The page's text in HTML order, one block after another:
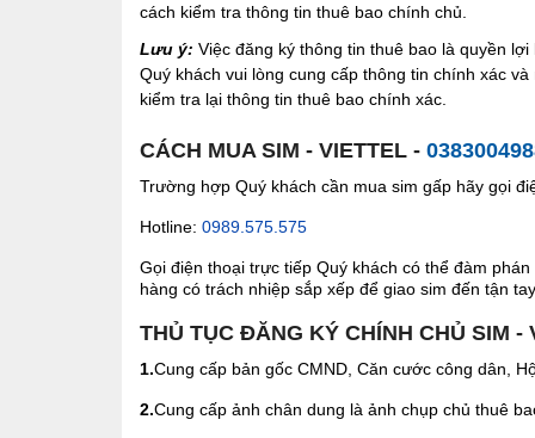
cách kiểm tra thông tin thuê bao chính chủ.
Lưu ý: Việc đăng ký thông tin thuê bao là quyền
Quý khách vui lòng cung cấp thông tin chính xác
kiểm tra lại thông tin thuê bao chính xác.
CÁCH MUA SIM - VIETTEL -
Trường hợp Quý khách cần mua sim gấp hãy gọi
Hotline: 0989.575.575
Gọi điện thoại trực tiếp Quý khách có thể đàm
hàng có trách nhiệp sắp xếp để giao sim đến tận
THỦ TỤC ĐĂNG KÝ CHÍNH CHỦ SIM -
1.Cung cấp bản gốc CMND, Căn cước công dân,
2.Cung cấp ảnh chân dung là ảnh chụp chủ thuê